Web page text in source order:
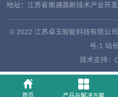
地址：江苏省南通高新技术产业开
© 2022 江苏卓玉智能科技有限公
号-1 站
技术支持：
首页 产品与解决方案